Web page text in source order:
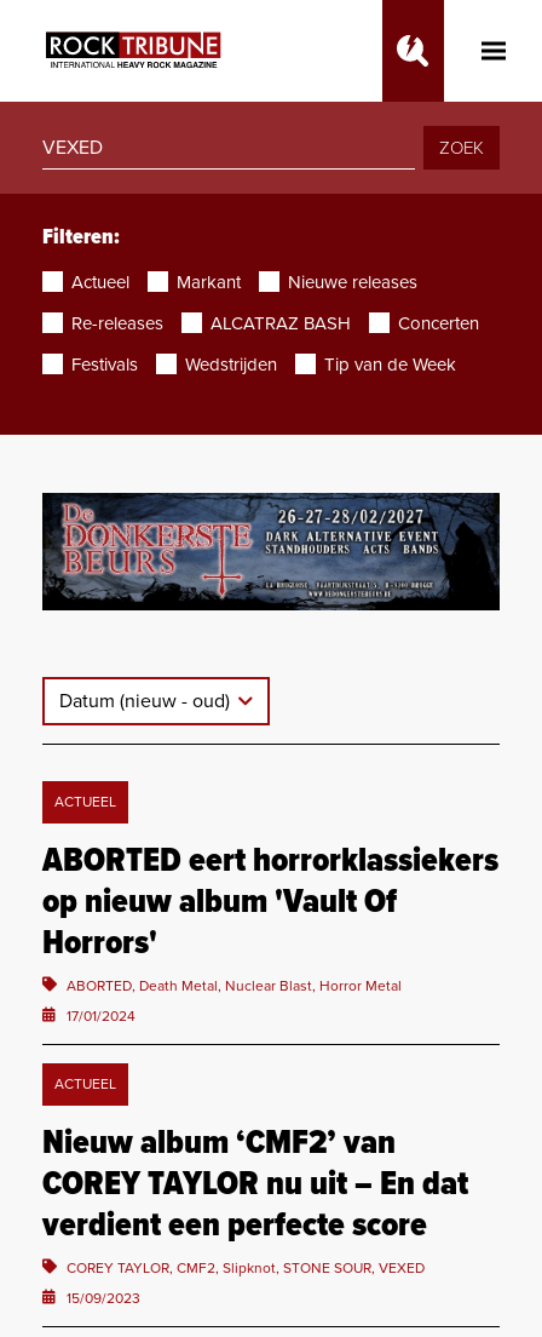
Toggle
ZOEK
Filteren:
Actueel Markant
Nieuwe releases
Re-releases
ALCATRAZ BASH
Concerten
Festivals
Wedstrijden Tip van de Week
Datum (nieuw - oud)
ACTUEEL
ABORTED eert horrorklassiekers
op nieuw album 'Vault Of
Horrors'
ABORTED, Death Metal, Nuclear Blast, Horror Metal
17/01/2024
ACTUEEL
Nieuw album ‘CMF2’ van
COREY TAYLOR nu uit – En dat
verdient een perfecte score
COREY TAYLOR, CMF2, Slipknot, STONE SOUR, VEXED
15/09/2023